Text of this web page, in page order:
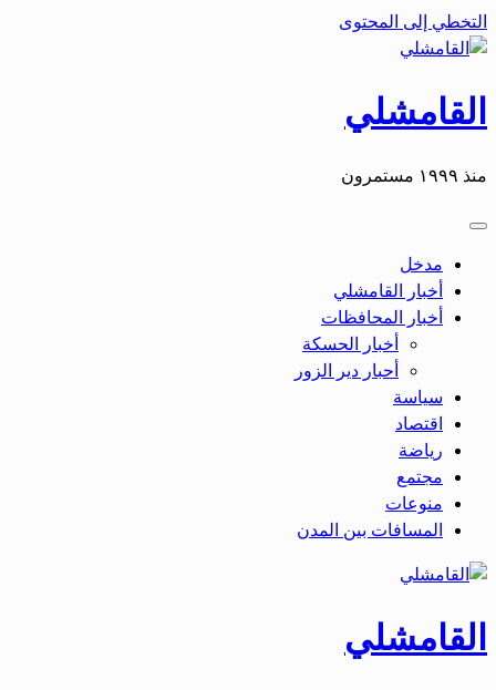
التخطي إلى المحتوى
القامشلي
منذ ١٩٩٩ مستمرون
مدخل
أخبار القامشلي
أخبار المحافظات
أخبار الحسكة
أحبار دير الزور
سياسة
اقتصاد
رياضة
مجتمع
منوعات
المسافات بين المدن
القامشلي